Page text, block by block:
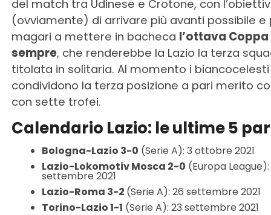
del match tra Udinese e Crotone, con
(ovviamente) di arrivare più avanti possibile e
magari a mettere in bacheca l’ottava
sempre, che renderebbe la Lazio la terza
titolata in solitaria. Al momento i biancocelesti
condividono la terza posizione a pari merito
con sette trofei.
Calendario Lazio: le ultime 5
Bologna-Lazio 3-0 (Serie A): 3 ottobre 2021
Lazio-Lokomotiv Mosca 2-0 (Europa
settembre 2021
Lazio-Roma 3-2 (Serie A): 26 settembre 2021
Torino-Lazio 1-1 (Serie A): 23 settembre 2021